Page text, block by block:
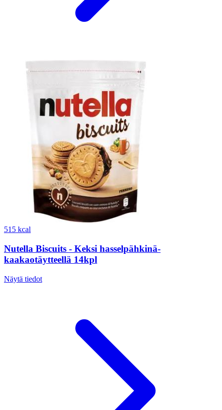
515 kcal
Nutella Biscuits - Keksi hasselpähkinä-
kaakaotäytteellä 14kpl
Näytä tiedot